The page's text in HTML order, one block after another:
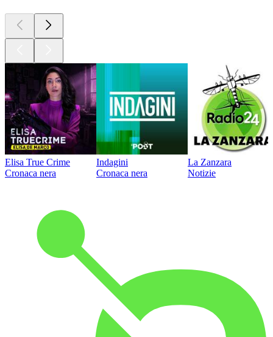
Elisa True Crime
Cronaca nera
Indagini
Cronaca nera
La Zanzara
Notizie